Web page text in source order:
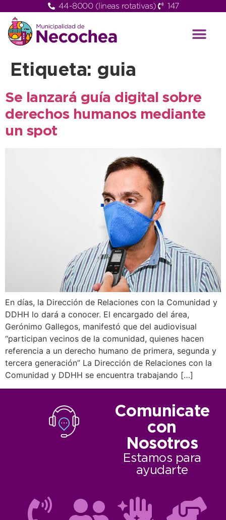
44-8000 (lineas rotativas) 147
Etiqueta: guia
Se lanzará guía digital sobre
derechos humanos mediante
un spot
En días, la Dirección de Relaciones con la Comunidad y
DDHH lo dará a conocer. El encargado del área,
Gerónimo Gallegos, manifestó que del audiovisual
“participan vecinos de la comunidad, quienes hacen
referencia a un derecho humano de primera, segunda y
tercera generación” La Dirección de Relaciones con la
Comunidad y DDHH se encuentra trabajando […]
Comunicate
con
Nosotros
Estamos para
ayudarte